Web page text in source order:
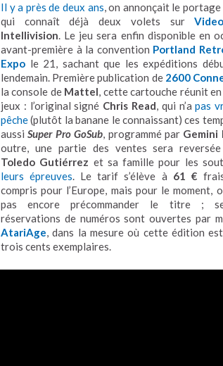
Il y a près de deux ans, on annonçait le portage
qui connaît déjà deux volets sur
Intellivision. Le jeu sera enfin disponible en
avant-première à la convention Portland
Expo le 21, sachant que les expéditions
lendemain. Première publication de 2600
la console de Mattel, cette cartouche réunit en
jeux : l’original signé Chris Read, qui n’apas
pêche(plutôt la banane le connaissant) ces
aussiSuper Pro GoSub, programmé par Gemini
outre, une partie des ventes sera
Toledo Gutiérrez et sa famille pour les
leurs épreuves. Le tarif s’élève à 61 €
compris pour l’Europe, mais pour le moment,
pas encore précommander le titre ;
réservations de numéros sont ouvertes par
AtariAge, dans la mesure où cette édition
trois cents exemplaires.